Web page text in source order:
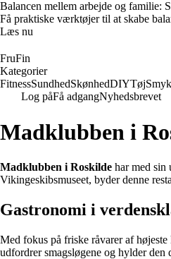
Balancen mellem arbejde og familie:
Få praktiske værktøjer til at skabe
Læs nu
FruFin
Kategorier
FitnessSundhedSkønhedDIYTøj
Log påFå adgangNyhedsbrevet
Madklubben i
Madklubben i Roskilde har med sin
Vikingeskibsmuseet, byder denne
Gastronomi i
Med fokus på friske råvarer af
udfordrer smagsløgene og hylder den